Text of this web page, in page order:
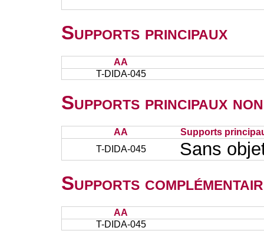
Supports principaux
AA
T-DIDA-045
Supports principaux
AA
Supports
T-DIDA-045
Sans
Supports
AA
T-DIDA-045